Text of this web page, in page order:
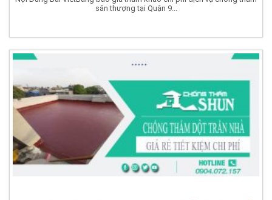
sân thượng tại Quận 9...